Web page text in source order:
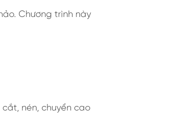
Chương trình này
nén, chuyển cao